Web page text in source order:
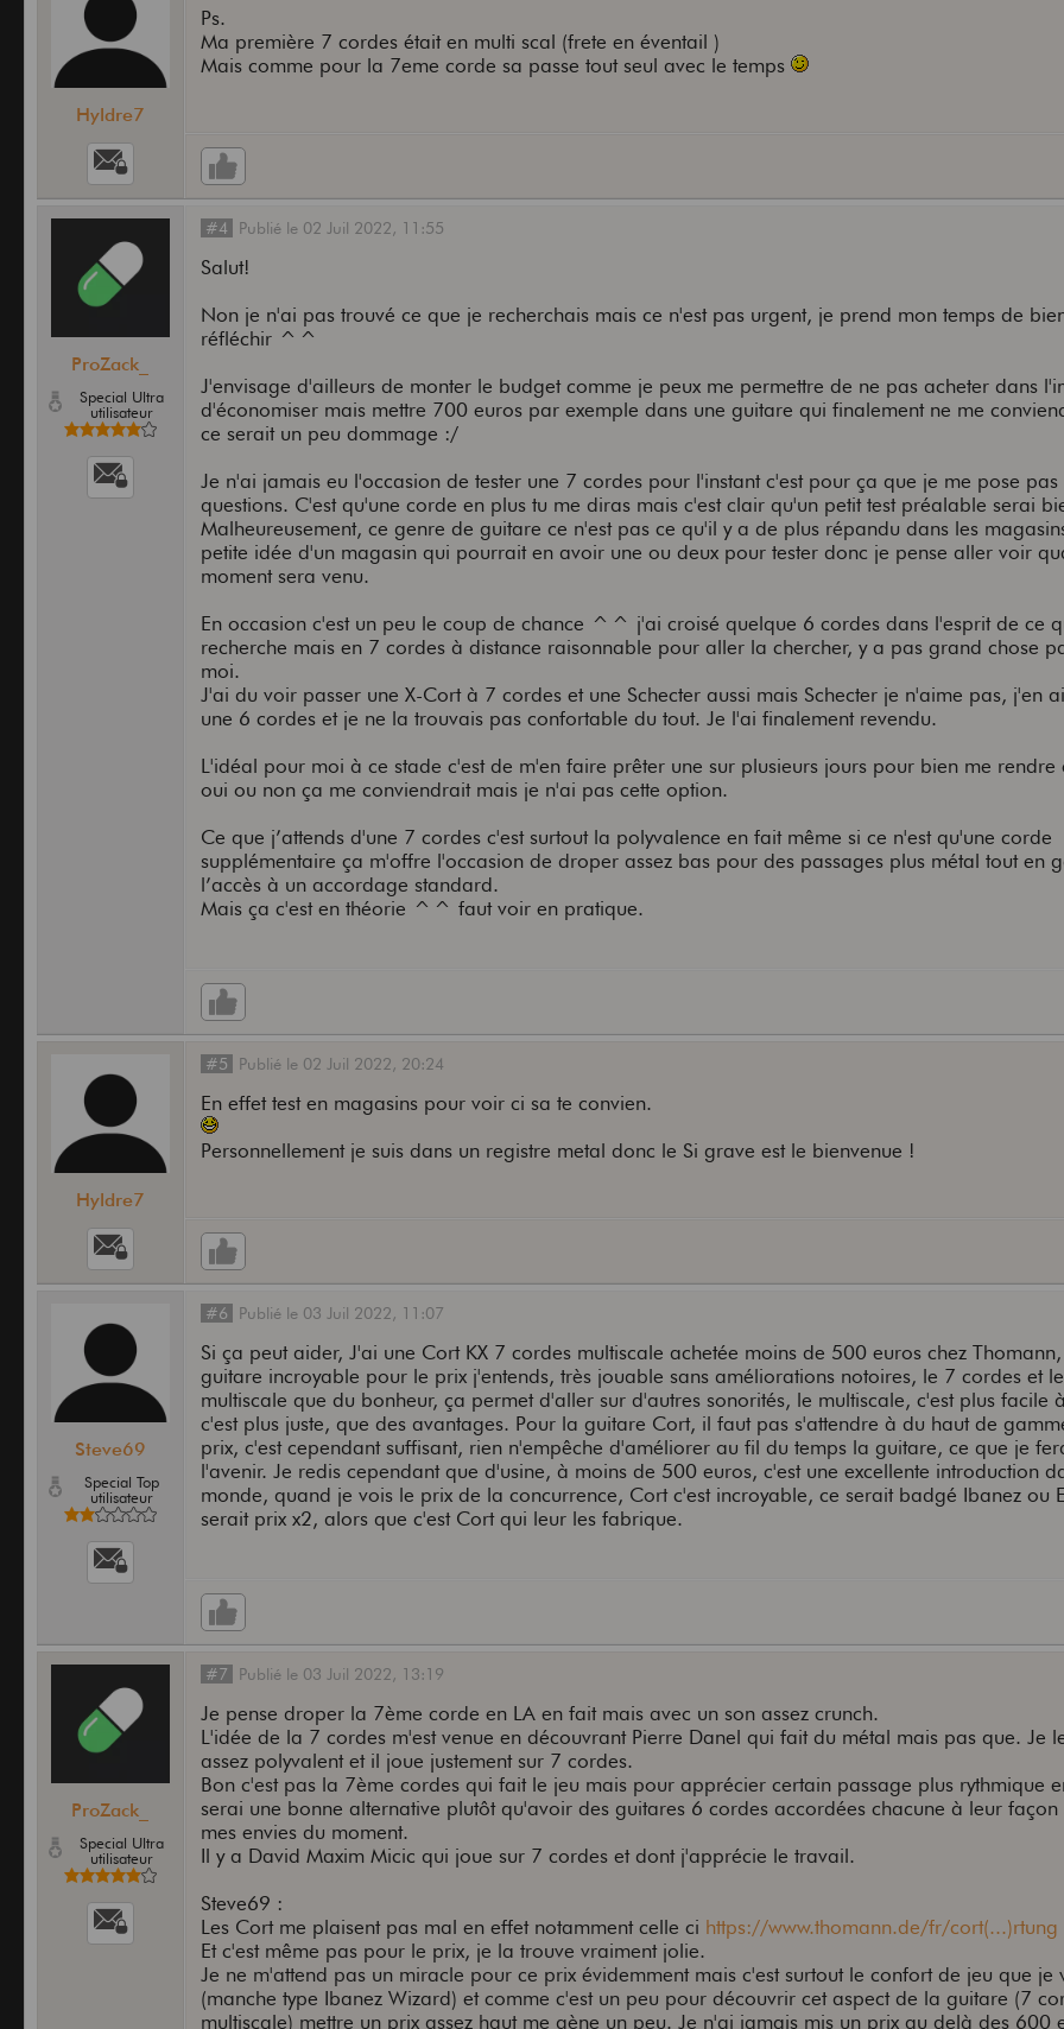
Hyldre7
Ps.
Ma première 7 cordes était en multi scal (frete en éventail )
Mais comme pour la 7eme corde sa passe tout seul avec le temps
ProZack_
Special Ultra
utilisateur
#4 Publié le 02 Juil 2022, 11:55
Salut!
Non je n'ai pas trouvé ce que je recherchais mais ce n'est pas urgent, je prend mon temps de
réfléchir ^^
J'envisage d'ailleurs de monter le budget comme je peux me permettre de ne pas acheter dans
d'économiser mais mettre 700 euros par exemple dans une guitare qui finalement ne me
ce serait un peu dommage :/
Je n'ai jamais eu l'occasion de tester une 7 cordes pour l'instant c'est pour ça que je me pose
questions. C'est qu'une corde en plus tu me diras mais c'est clair qu'un petit test préalable serai
Malheureusement, ce genre de guitare ce n'est pas ce qu'il y a de plus répandu dans les
petite idée d'un magasin qui pourrait en avoir une ou deux pour tester donc je pense aller voir
moment sera venu.
En occasion c'est un peu le coup de chance ^^ j'ai croisé quelque 6 cordes dans l'esprit de ce
recherche mais en 7 cordes à distance raisonnable pour aller la chercher, y a pas grand chose
moi.
J'ai du voir passer une X-Cort à 7 cordes et une Schecter aussi mais Schecter je n'aime pas, j'en
une 6 cordes et je ne la trouvais pas confortable du tout. Je l'ai finalement revendu.
L'idéal pour moi à ce stade c'est de m'en faire prêter une sur plusieurs jours pour bien me rendre
oui ou non ça me conviendrait mais je n'ai pas cette option.
Ce que j’attends d'une 7 cordes c'est surtout la polyvalence en fait même si ce n'est qu'une corde
supplémentaire ça m'offre l'occasion de droper assez bas pour des passages plus métal tout en
l’accès à un accordage standard.
Mais ça c'est en théorie ^^ faut voir en pratique.
Hyldre7
#5 Publié le 02 Juil 2022, 20:24
En effet test en magasins pour voir ci sa te convien.
Personnellement je suis dans un registre metal donc le Si grave est le bienvenue !
Steve69
Special Top
utilisateur
#6 Publié le 03 Juil 2022, 11:07
Si ça peut aider, J'ai une Cort KX 7 cordes multiscale achetée moins de 500 euros chez Thomann,
guitare incroyable pour le prix j'entends, très jouable sans améliorations notoires, le 7 cordes et le
multiscale que du bonheur, ça permet d'aller sur d'autres sonorités, le multiscale, c'est plus facile
c'est plus juste, que des avantages. Pour la guitare Cort, il faut pas s'attendre à du haut de
prix, c'est cependant suffisant, rien n'empêche d'améliorer au fil du temps la guitare, ce que je
l'avenir. Je redis cependant que d'usine, à moins de 500 euros, c'est une excellente introduction
monde, quand je vois le prix de la concurrence, Cort c'est incroyable, ce serait badgé Ibanez ou
serait prix x2, alors que c'est Cort qui leur les fabrique.
ProZack_
Special Ultra
utilisateur
#7 Publié le 03 Juil 2022, 13:19
Je pense droper la 7ème corde en LA en fait mais avec un son assez crunch.
L'idée de la 7 cordes m'est venue en découvrant Pierre Danel qui fait du métal mais pas que. Je
assez polyvalent et il joue justement sur 7 cordes.
Bon c'est pas la 7ème cordes qui fait le jeu mais pour apprécier certain passage plus rythmique
serai une bonne alternative plutôt qu'avoir des guitares 6 cordes accordées chacune à leur façon
mes envies du moment.
Il y a David Maxim Micic qui joue sur 7 cordes et dont j'apprécie le travail.
Steve69 :
Les Cort me plaisent pas mal en effet notamment celle ci https://www.thomann.de/fr/cort(...)rtung
Et c'est même pas pour le prix, je la trouve vraiment jolie.
Je ne m'attend pas un miracle pour ce prix évidemment mais c'est surtout le confort de jeu que je
(manche type Ibanez Wizard) et comme c'est un peu pour découvrir cet aspect de la guitare (7
multiscale) mettre un prix assez haut me gène un peu. Je n'ai jamais mis un prix au delà des 600